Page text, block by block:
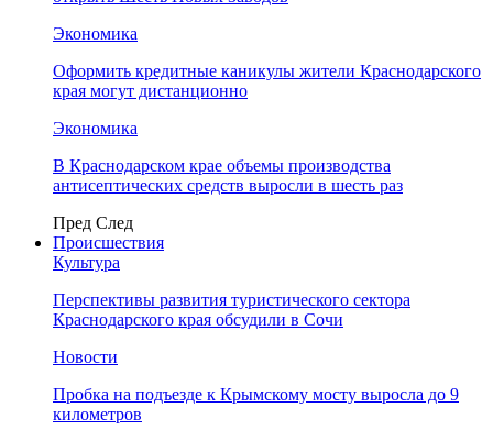
Экономика
Оформить кредитные каникулы жители Краснодарского
края могут дистанционно
Экономика
В Краснодарском крае объемы производства
антисептических средств выросли в шесть раз
Пред След
Происшествия
Культура
Перспективы развития туристического сектора
Краснодарского края обсудили в Сочи
Новости
Пробка на подъезде к Крымскому мосту выросла до 9
километров